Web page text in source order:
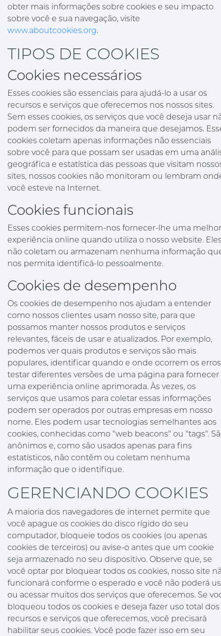
obter mais informações sobre cookies e seu impacto
sobre você e sua navegação, visite
www.aboutcookies.org.
TIPOS DE COOKIES
Cookies necessários
Esses cookies são essenciais para ajudá-lo a usar os
recursos e serviços que oferecemos nos nossos sites.
Sem esses cookies, os serviços que você deseja usar
podem ser fornecidos da maneira que desejamos.
cookies coletam apenas informações não essenciais
sobre você para que possam ser usadas em uma
geográfica e estatística das pessoas que visitam
sites, nossos cookies não monitoram ou lembram
você esteve na Internet.
Cookies funcionais
Esses cookies permitem-nos fornecer-lhe uma melhor
experiência online quando utiliza o nosso website.
não coletam ou armazenam nenhuma informação
nos permita identificá-lo pessoalmente.
Cookies de desempenho
Os cookies de desempenho nos ajudam a entender
como nossos clientes usam nosso site, para que
possamos manter nossos produtos e serviços
relevantes, fáceis de usar e atualizados. Por exemplo,
podemos ver quais produtos e serviços são mais
populares, identificar quando e onde ocorrem os
testar diferentes versões de uma página para fornecer
uma experiência online aprimorada. Às vezes, os
serviços que usamos para coletar essas informações
podem ser operados por outras empresas em nosso
nome. Eles podem usar tecnologias semelhantes aos
cookies, conhecidas como "web beacons" ou "tags".
anônimos e, como são usados apenas para fins
estatísticos, não contêm ou coletam nenhuma
informação que o identifique.
GERENCIANDO COOKIES
A maioria dos navegadores de internet permite que
você apague os cookies do disco rígido do seu
computador, bloqueie todos os cookies (ou apenas
cookies de terceiros) ou avise-o antes que um cookie
seja armazenado no seu dispositivo. Observe que, se
você optar por bloquear todos os cookies, nosso site
funcionará conforme o esperado e você não poderá
ou acessar muitos dos serviços que oferecemos. Se
bloqueou todos os cookies e deseja fazer uso total dos
recursos e serviços que oferecemos, você precisará
habilitar seus cookies. Você pode fazer isso em seu